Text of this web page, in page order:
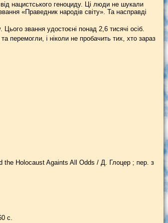
нацистського геноциду. Ці люди не шукали
«Праведник народів світу». Та насправді
Цього звання удостоєні понад 2,6 тисячі осіб.
перемогли, і ніколи не пробачить тих, хто зараз
the Holocaust Againts All Odds / Д. Глоцер ; пер. з
с.